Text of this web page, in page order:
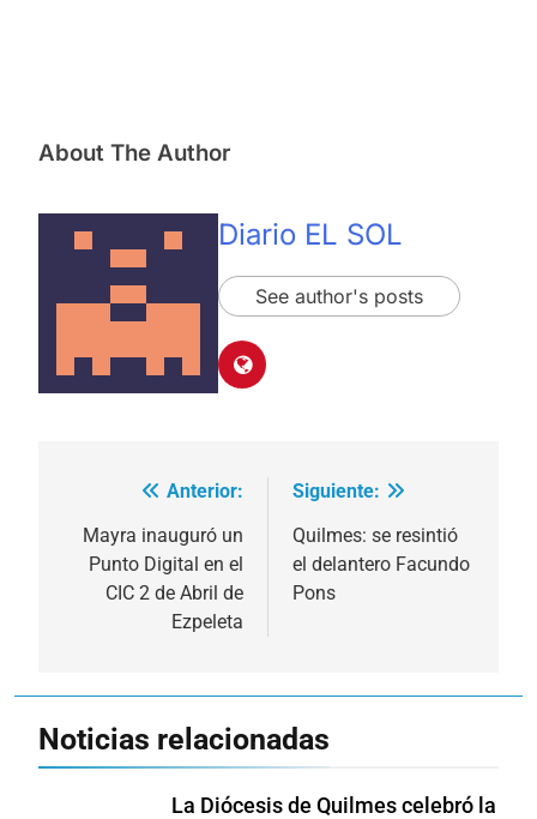
About The Author
Diario EL SOL
See author's posts
Navegación
de
entradas
Anterior:
Mayra inauguró un
Punto Digital en el
CIC 2 de Abril de
Ezpeleta
Siguiente:
Quilmes: se resintió
el delantero Facundo
Pons
Noticias relacionadas
La Diócesis de Quilmes celebró la